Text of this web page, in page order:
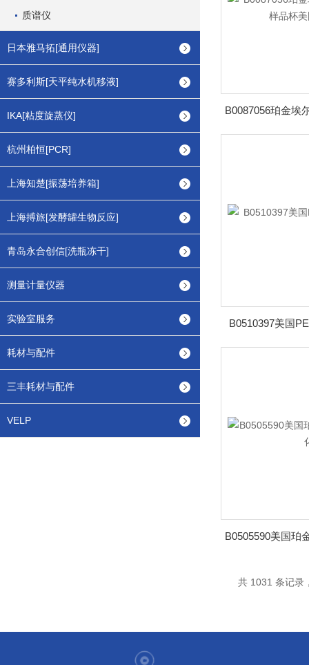
质谱仪
日本雅马拓[通用仪器]
赛多利斯[天平纯水机移液]
IKA[粘度旋蒸仪]
杭州柏恒[PCR]
上海知楚[振荡培养箱]
上海搏旅[发酵罐生物反应]
青岛永合创信[洗瓶冻干]
测量计量仪器
实验室服务
耗材与配件
三丰耗材与配件
VELP
B0510397美国
共 1031 条记